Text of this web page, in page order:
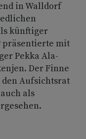
in Walldorf
künftiger
präsentierte mit
Pekka Ala-
Der Finne
Aufsichtsrat
als